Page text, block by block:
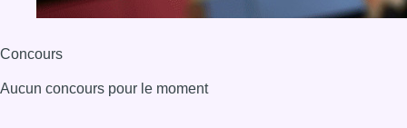
Concours
Aucun concours pour le moment